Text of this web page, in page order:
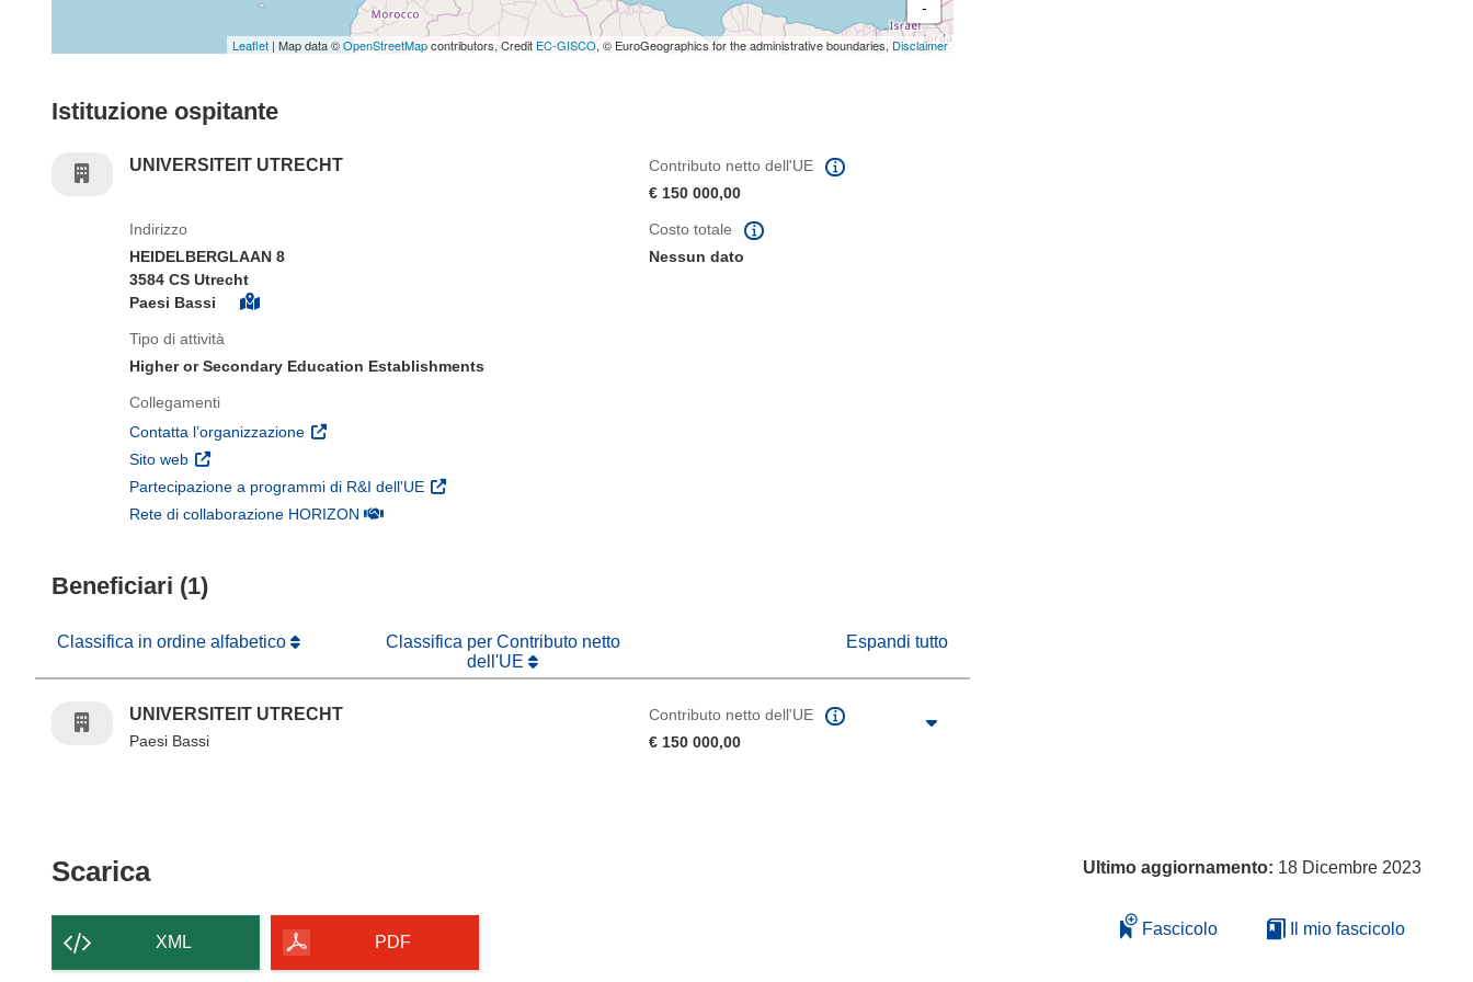
-
Leaflet | Map data ©OpenStreetMapcontributors, Credit EC-GISCO, © EuroGeographics for the administrative boundaries, Disclaimer
Istituzione ospitante
UNIVERSITEIT UTRECHT
Contributo netto dell'UE
€ 150 000,00
Indirizzo
HEIDELBERGLAAN 8
3584 CS Utrecht
Paesi Bassi
Tipo di attività
Higher or Secondary Education Establishments
Collegamenti
Contatta l’organizzazione (si apre in una nuova finestra)
Sito web (si apre in una nuova finestra)
Partecipazione a programmi di R&I dell'UE (si apre in una nuova finestra)
Rete di collaborazione HORIZON(si apre in una nuova finestra)
Costo totale
Nessun dato
Beneficiari (1)
Classifica in ordine alfabetico
Classifica per Contributo netto
dell'UE
Espandi tutto
UNIVERSITEIT UTRECHT
Paesi Bassi
Contributo netto dell'UE
€ 150 000,00
ScaricaScarica il contenuto della pagina
XML PDF
Ultimo aggiornamento: 18 Dicembre 2023
Fascicolo Il mio fascicolo